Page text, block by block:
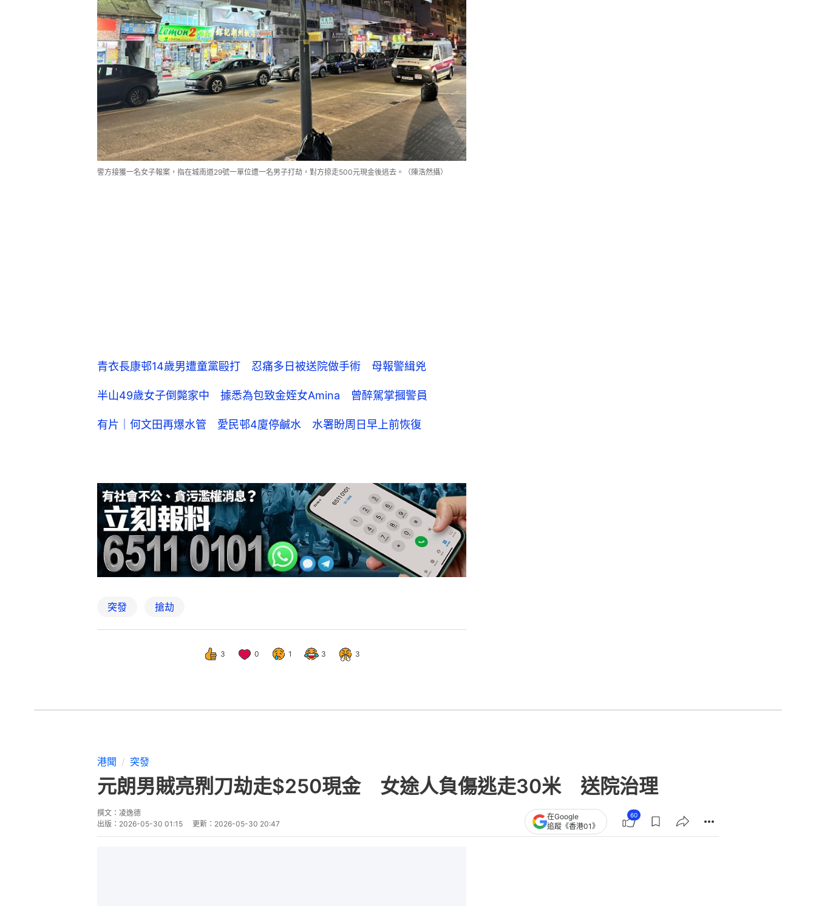
警方接獲一名女子報案，指在城南道29號一單位遭一名男子打劫，對方掠走500元現金後逃去。（陳浩然攝）
青衣長康邨14歲男遭童黨毆打 忍痛多日被送院做手術 母報警緝兇
半山49歲女子倒斃家中 據悉為包致金姪女Amina 曾醉駕掌摑警員
有片｜何文田再爆水管 愛民邨4廈停鹹水 水署盼周日早上前恢復
突發 搶劫
3 0 1 3 3
港聞 突發
元朗男賊亮𠝹刀劫走$250現金 女途人負傷逃走30米 送院治理
撰文： 凌逸德
出版： 2026-05-30 01:15 更新： 2026-05-30 20:47
在Google
追蹤《香港01》
60